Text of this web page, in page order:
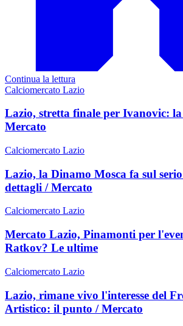
Continua la lettura
Calciomercato Lazio
Lazio, stretta finale per Ivanovic:
Mercato
Calciomercato Lazio
Lazio, la Dinamo Mosca fa sul
dettagli / Mercato
Calciomercato Lazio
Mercato Lazio, Pinamonti per
Ratkov? Le ultime
Calciomercato Lazio
Lazio, rimane vivo l'interesse del
Artistico: il punto / Mercato